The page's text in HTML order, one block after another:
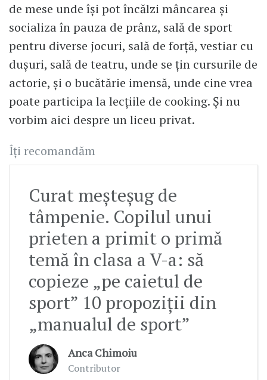
de mese unde își pot încălzi mâncarea și
socializa în pauza de prânz, sală de sport
pentru diverse jocuri, sală de forță, vestiar cu
dușuri, sală de teatru, unde se țin cursurile de
actorie, și o bucătărie imensă, unde cine vrea
poate participa la lecțiile de cooking. Și nu
vorbim aici despre un liceu privat.
Îți recomandăm
Curat meșteșug de
tâmpenie. Copilul unui
prieten a primit o primă
temă în clasa a V-a: să
copieze „pe caietul de
sport” 10 propoziții din
„manualul de sport”
Anca Chimoiu
Contributor